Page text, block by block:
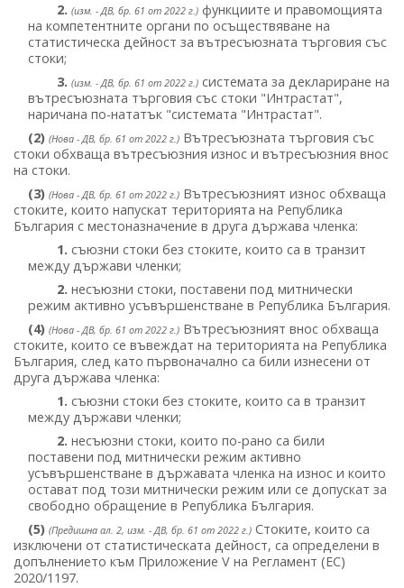
2. (изм. - ДВ, бр. 61 от 2022 г.) функциите и правомощията
на компетентните органи по осъществяване на
статистическа дейност за вътресъюзната търговия със
стоки;
3. (изм. - ДВ, бр. 61 от 2022 г.) системата за деклариране на
вътресъюзната търговия със стоки "Интрастат",
наричана по-нататък "системата "Интрастат".
(2) (Нова - ДВ, бр. 61 от 2022 г.) Вътресъюзната търговия със
стоки обхваща вътресъюзния износ и вътресъюзния внос
на стоки.
(3) (Нова - ДВ, бр. 61 от 2022 г.) Вътресъюзният износ обхваща
стоките, които напускат територията на Република
България с местоназначение в друга държава членка:
1. съюзни стоки без стоките, които са в транзит
между държави членки;
2. несъюзни стоки, поставени под митнически
режим активно усъвършенстване в Република България.
(4) (Нова - ДВ, бр. 61 от 2022 г.) Вътресъюзният внос обхваща
стоките, които се въвеждат на територията на Република
България, след като първоначално са били изнесени от
друга държава членка:
1. съюзни стоки без стоките, които са в транзит
между държави членки;
2. несъюзни стоки, които по-рано са били
поставени под митнически режим активно
усъвършенстване в държавата членка на износ и които
остават под този митнически режим или се допускат за
свободно обращение в Република България.
(5) (Предишна ал. 2, изм. - ДВ, бр. 61 от 2022 г.) Стоките, които са
изключени от статистическата дейност, са определени в
допълнението към Приложение V на Регламент (ЕС)
2020/1197.